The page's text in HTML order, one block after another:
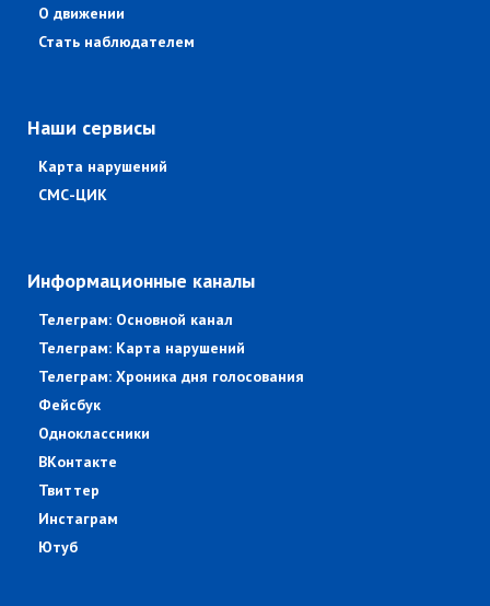
О движении
Стать наблюдателем
Наши сервисы
Карта нарушений
СМС-ЦИК
Информационные каналы
Телеграм: Основной канал
Телеграм: Карта нарушений
Телеграм: Хроника дня голосования
Фейсбук
Одноклассники
ВКонтакте
Твиттер
Инстаграм
Ютуб